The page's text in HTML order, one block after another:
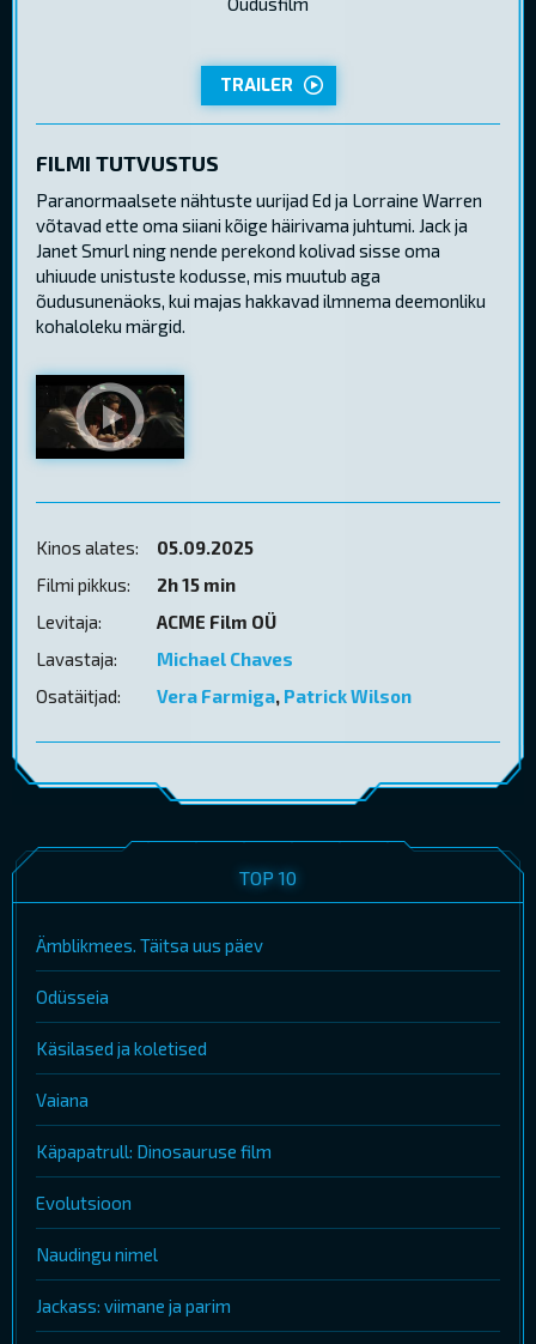
TRAILER
FILMI TUTVUSTUS
Paranormaalsete nähtuste uurijad Ed ja Lorraine Warren
võtavad ette oma siiani kõige häirivama juhtumi. Jack ja
Janet Smurl ning nende perekond kolivad sisse oma
uhiuude unistuste kodusse, mis muutub aga
õudusunenäoks, kui majas hakkavad ilmnema deemonliku
kohaloleku märgid.
Kinos alates:
05.09.2025
Filmi pikkus:
2h 15 min
Levitaja:
ACME Film OÜ
Lavastaja:
Michael Chaves
Osatäitjad:
Vera Farmiga, Patrick Wilson
TOP 10
Ämblikmees. Täitsa uus päev
Odüsseia
Käsilased ja koletised
Vaiana
Käpapatrull: Dinosauruse film
Evolutsioon
Naudingu nimel
Jackass: viimane ja parim